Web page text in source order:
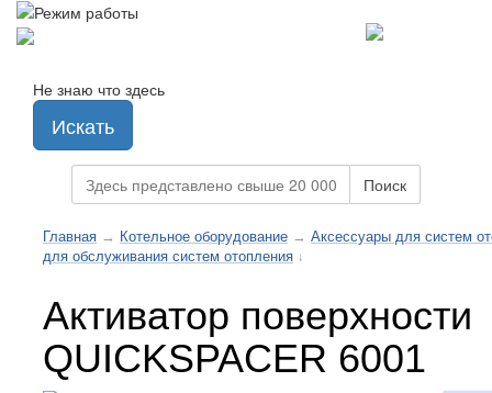
Не знаю что здесь
Искать
Поиск
Главная → Котельное оборудование → Аксессуары для систем
для обслуживания систем отопления ↓
Активатор поверхности
QUICKSPACER 6001